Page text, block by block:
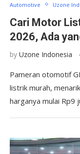
Automotive Uzone
Cari Motor
2026, Ada
by Uzone Indonesia
Pameran otomotif
listrik murah,
harganya mulai Rp9